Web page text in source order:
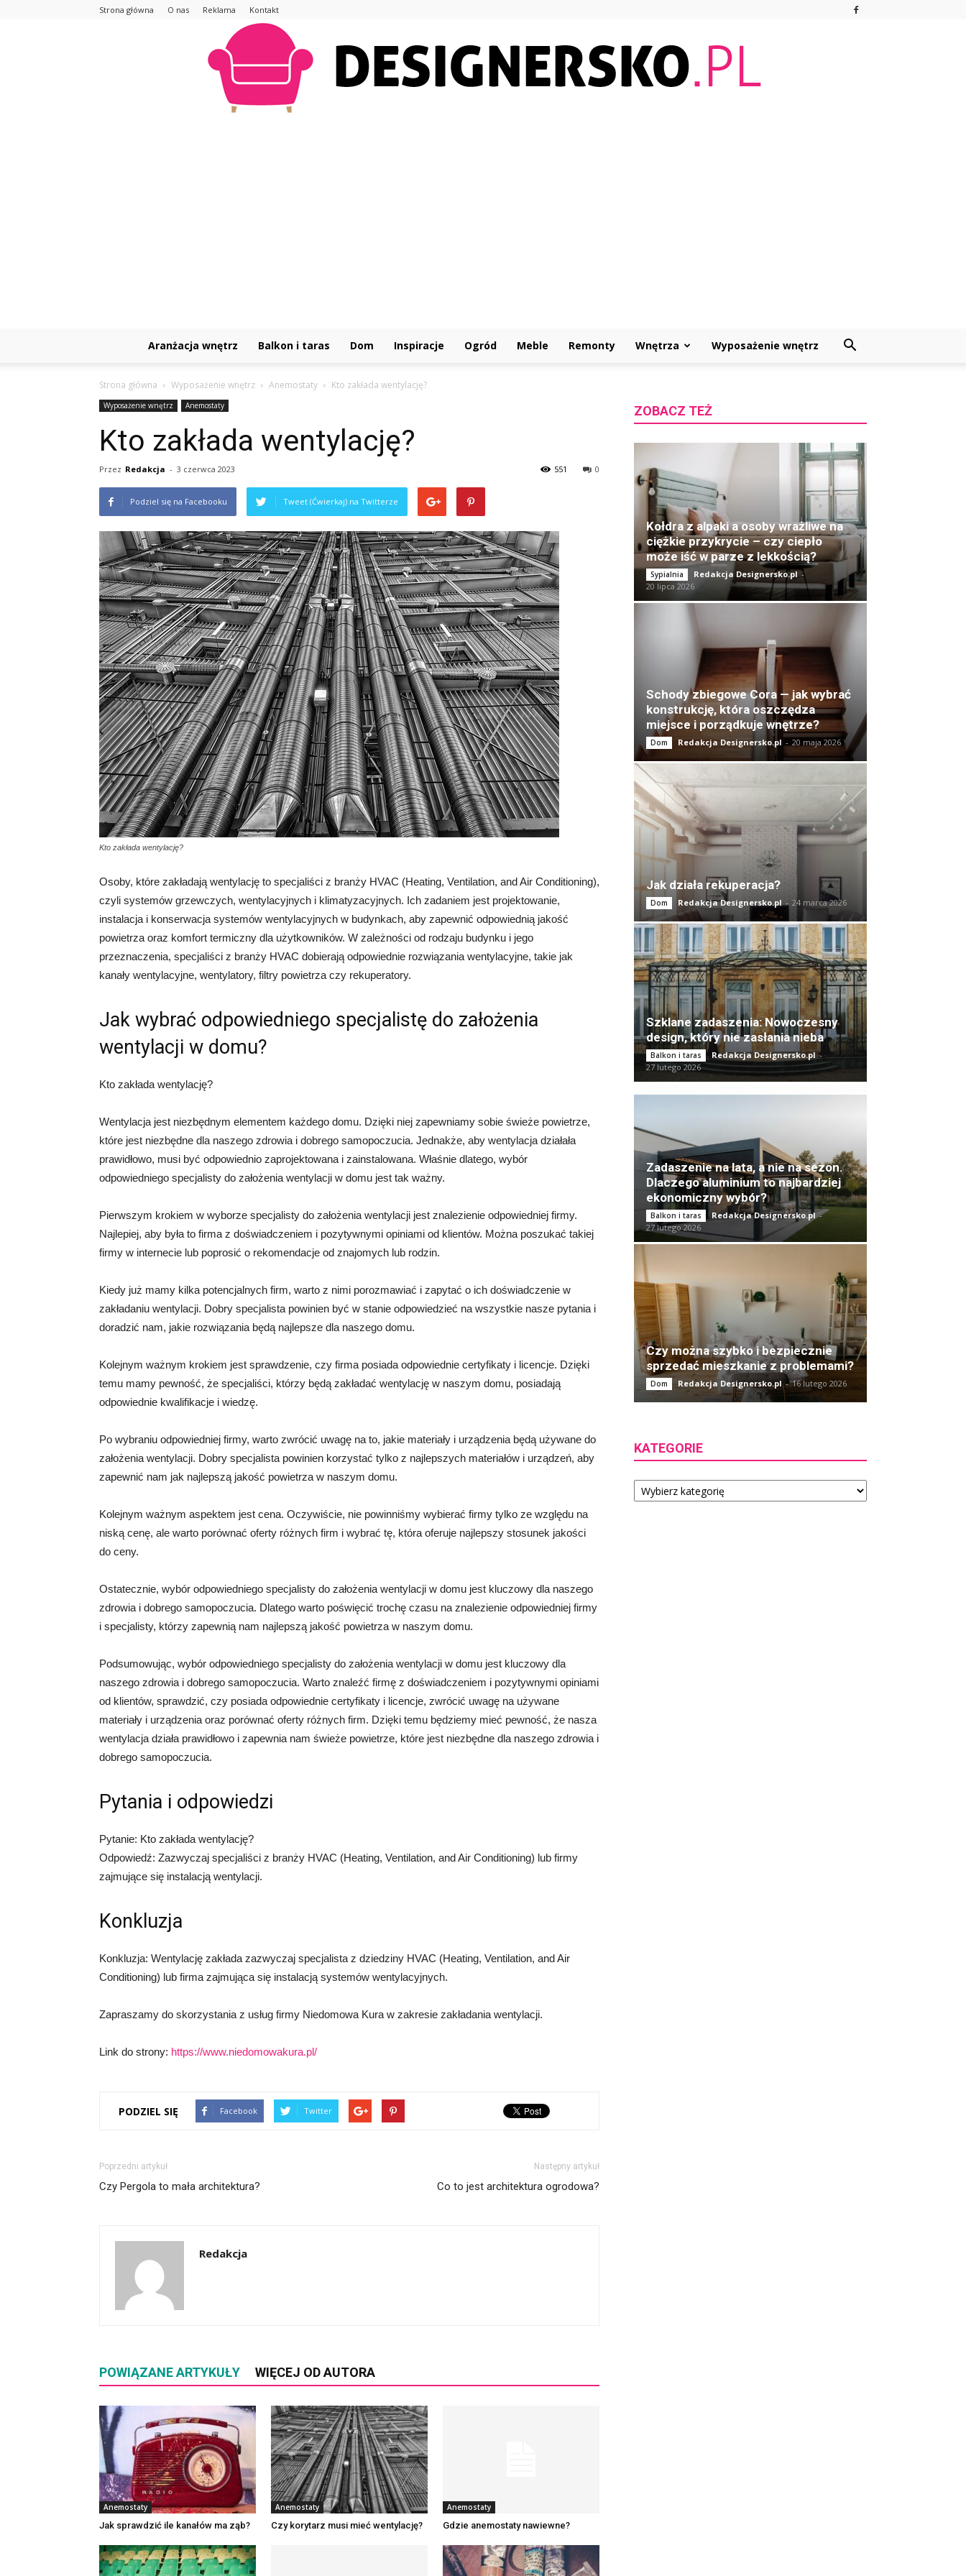
Strona główna O nas Reklama Kontakt
Aranżacja wnętrz Balkon i taras Dom Inspiracje Ogród Meble Remonty Wnętrza Wyposażenie wnętrz
Strona główna Wyposażenie wnętrz Anemostaty Kto zakłada wentylację?
Wyposażenie wnętrz Anemostaty
Kto zakłada wentylację?
Przez Redakcja - 3 czerwca 2023 0
551
Podziel się na Facebooku Tweet (Ćwierkaj) na Twitterze
Kto zakłada wentylację?
Osoby, które zakładają wentylację to specjaliści z branży HVAC (Heating, Ventilation, and Air Conditioning),
czyli systemów grzewczych, wentylacyjnych i klimatyzacyjnych. Ich zadaniem jest projektowanie,
instalacja i konserwacja systemów wentylacyjnych w budynkach, aby zapewnić odpowiednią jakość
powietrza oraz komfort termiczny dla użytkowników. W zależności od rodzaju budynku i jego
przeznaczenia, specjaliści z branży HVAC dobierają odpowiednie rozwiązania wentylacyjne, takie jak
kanały wentylacyjne, wentylatory, filtry powietrza czy rekuperatory.
Jak wybrać odpowiedniego specjalistę do założenia
wentylacji w domu?
Kto zakłada wentylację?
Wentylacja jest niezbędnym elementem każdego domu. Dzięki niej zapewniamy sobie świeże powietrze,
które jest niezbędne dla naszego zdrowia i dobrego samopoczucia. Jednakże, aby wentylacja działała
prawidłowo, musi być odpowiednio zaprojektowana i zainstalowana. Właśnie dlatego, wybór
odpowiedniego specjalisty do założenia wentylacji w domu jest tak ważny.
Pierwszym krokiem w wyborze specjalisty do założenia wentylacji jest znalezienie odpowiedniej firmy.
Najlepiej, aby była to firma z doświadczeniem i pozytywnymi opiniami od klientów. Można poszukać takiej
firmy w internecie lub poprosić o rekomendacje od znajomych lub rodzin.
Kiedy już mamy kilka potencjalnych firm, warto z nimi porozmawiać i zapytać o ich doświadczenie w
zakładaniu wentylacji. Dobry specjalista powinien być w stanie odpowiedzieć na wszystkie nasze pytania i
doradzić nam, jakie rozwiązania będą najlepsze dla naszego domu.
Kolejnym ważnym krokiem jest sprawdzenie, czy firma posiada odpowiednie certyfikaty i licencje. Dzięki
temu mamy pewność, że specjaliści, którzy będą zakładać wentylację w naszym domu, posiadają
odpowiednie kwalifikacje i wiedzę.
Po wybraniu odpowiedniej firmy, warto zwrócić uwagę na to, jakie materiały i urządzenia będą używane do
założenia wentylacji. Dobry specjalista powinien korzystać tylko z najlepszych materiałów i urządzeń, aby
zapewnić nam jak najlepszą jakość powietrza w naszym domu.
Kolejnym ważnym aspektem jest cena. Oczywiście, nie powinniśmy wybierać firmy tylko ze względu na
niską cenę, ale warto porównać oferty różnych firm i wybrać tę, która oferuje najlepszy stosunek jakości
do ceny.
Ostatecznie, wybór odpowiedniego specjalisty do założenia wentylacji w domu jest kluczowy dla naszego
zdrowia i dobrego samopoczucia. Dlatego warto poświęcić trochę czasu na znalezienie odpowiedniej firmy
i specjalisty, którzy zapewnią nam najlepszą jakość powietrza w naszym domu.
Podsumowując, wybór odpowiedniego specjalisty do założenia wentylacji w domu jest kluczowy dla
naszego zdrowia i dobrego samopoczucia. Warto znaleźć firmę z doświadczeniem i pozytywnymi opiniami
od klientów, sprawdzić, czy posiada odpowiednie certyfikaty i licencje, zwrócić uwagę na używane
materiały i urządzenia oraz porównać oferty różnych firm. Dzięki temu będziemy mieć pewność, że nasza
wentylacja działa prawidłowo i zapewnia nam świeże powietrze, które jest niezbędne dla naszego zdrowia i
dobrego samopoczucia.
Pytania i odpowiedzi
Pytanie: Kto zakłada wentylację?
Odpowiedź: Zazwyczaj specjaliści z branży HVAC (Heating, Ventilation, and Air Conditioning) lub firmy
zajmujące się instalacją wentylacji.
Konkluzja
Konkluzja: Wentylację zakłada zazwyczaj specjalista z dziedziny HVAC (Heating, Ventilation, and Air
Conditioning) lub firma zajmująca się instalacją systemów wentylacyjnych.
Zapraszamy do skorzystania z usług firmy Niedomowa Kura w zakresie zakładania wentylacji.
Link do strony: https://www.niedomowakura.pl/
PODZIEL SIĘ Facebook Twitter
Poprzedni artykuł
Czy Pergola to mała architektura?
Następny artykuł
Co to jest architektura ogrodowa?
Redakcja
POWIĄZANE ARTYKUŁY WIĘCEJ OD AUTORA
Anemostaty
Jak sprawdzić ile kanałów ma ząb?
Anemostaty
Czy korytarz musi mieć wentylację?
Anemostaty
Gdzie anemostaty nawiewne?
ZOBACZ TEŻ
Kołdra z alpaki a osoby wrażliwe na
ciężkie przykrycie – czy ciepło
może iść w parze z lekkością?
Sypialnia Redakcja Designersko.pl -
20 lipca 2026
Schody zbiegowe Cora — jak wybrać
konstrukcję, która oszczędza
miejsce i porządkuje wnętrze?
Dom Redakcja Designersko.pl - 20 maja 2026
Jak działa rekuperacja?
Dom Redakcja Designersko.pl - 24 marca 2026
Szklane zadaszenia: Nowoczesny
design, który nie zasłania nieba
Balkon i taras Redakcja Designersko.pl -
27 lutego 2026
Zadaszenie na lata, a nie na sezon.
Dlaczego aluminium to najbardziej
ekonomiczny wybór?
Balkon i taras Redakcja Designersko.pl -
27 lutego 2026
Czy można szybko i bezpiecznie
sprzedać mieszkanie z problemami?
Dom Redakcja Designersko.pl - 16 lutego 2026
KATEGORIE
Kategorie